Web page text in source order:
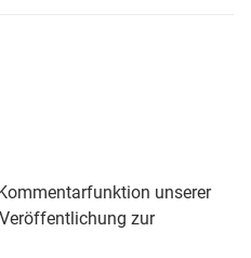
unserer
zur